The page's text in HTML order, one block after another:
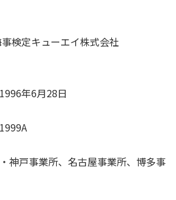
検定キューエイ株式会社
年6月28日
神戸事業所、名古屋事業所、博多事